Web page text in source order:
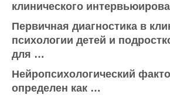
клинического
Первичная диагностика в
психологии детей и
для …
Нейропсихологический
определен как …